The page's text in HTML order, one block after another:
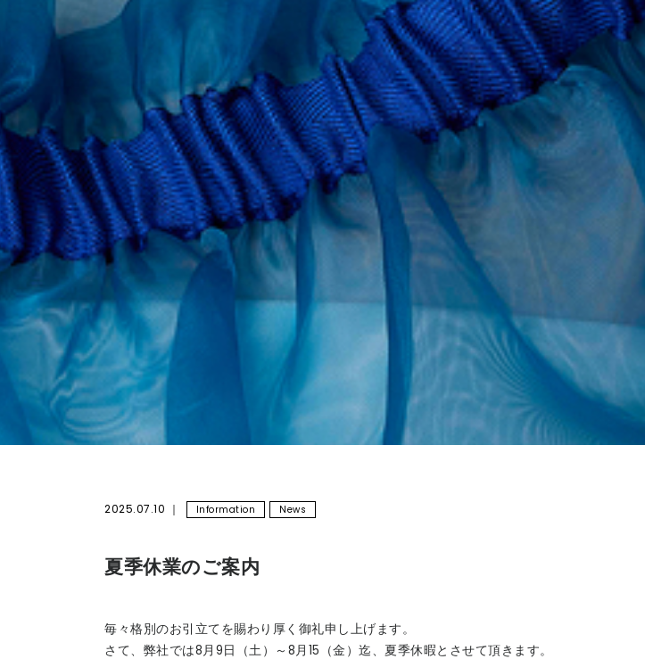
2025.07.10 Information News
夏季休業のご案内
毎々格別のお引立てを賜わり厚く御礼申し上げます。
さて、弊社では8月9日（土）～8月15（金）迄、夏季休暇とさせて頂きます。